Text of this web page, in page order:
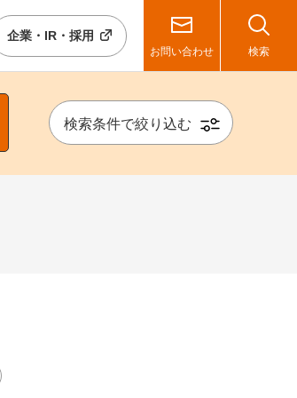
企業・IR・採用
お問い合わせ 検索
検索条件で絞り込む